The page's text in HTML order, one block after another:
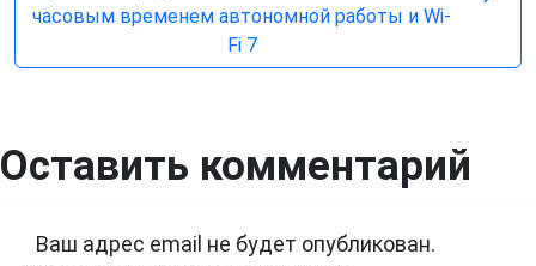
часовым временем автономной работы и Wi-
Fi 7
Оставить комментарий
Ваш адрес email не будет опубликован.